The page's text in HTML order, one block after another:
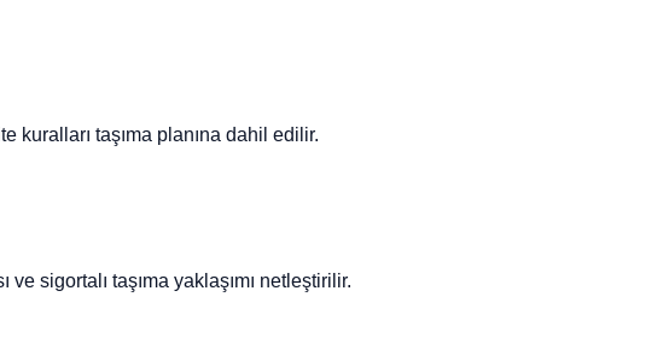
kuralları taşıma planına dahil edilir.
ve sigortalı taşıma yaklaşımı netleştirilir.